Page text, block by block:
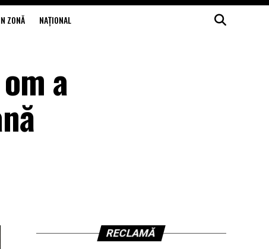
ZONĂ NAŢIONAL
a
RECLAMĂ